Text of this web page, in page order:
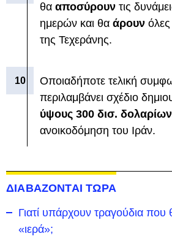
θα αποσύρουν τις
ημερών και θα άρουν
της Τεχεράνης.
Οποιαδήποτε τελική
περιλαμβάνει σχέδιο
ύψους 300 δισ. δολαρίων
ανοικοδόμηση του Ιράν.
ΔΙΑΒΑΖΟΝΤΑΙ ΤΩΡΑ
Γιατί υπάρχουν τραγούδια
«ιερά»;